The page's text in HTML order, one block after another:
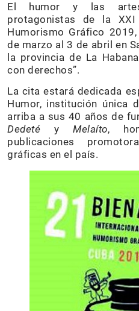
El humor y las
protagonistas de la
Humorismo Gráfico
de marzo al 3 de abril en
la provincia de La
con derechos”.
La cita estará dedicada
Humor, institución única
arriba a sus 40 años de
Dedeté yMelaíto,
publicaciones
gráficas en el país.